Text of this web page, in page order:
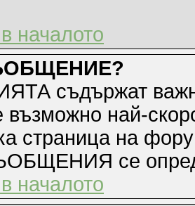
началото
съдържат
възможно най-
страница на
се
началото